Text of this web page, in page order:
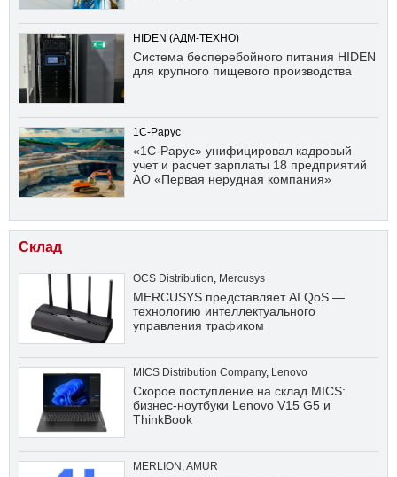
HIDEN (АДМ-ТЕХНО)
Система бесперебойного питания HIDEN
для крупного пищевого производства
1С-Рарус
«1С-Рарус» унифицировал кадровый
учет и расчет зарплаты 18 предприятий
АО «Первая нерудная компания»
Склад
OCS Distribution, Mercusys
MERCUSYS представляет AI QoS —
технологию интеллектуального
управления трафиком
MICS Distribution Company, Lenovo
Скорое поступление на склад MICS:
бизнес-ноутбуки Lenovo V15 G5 и
ThinkBook
MERLION ,AMUR